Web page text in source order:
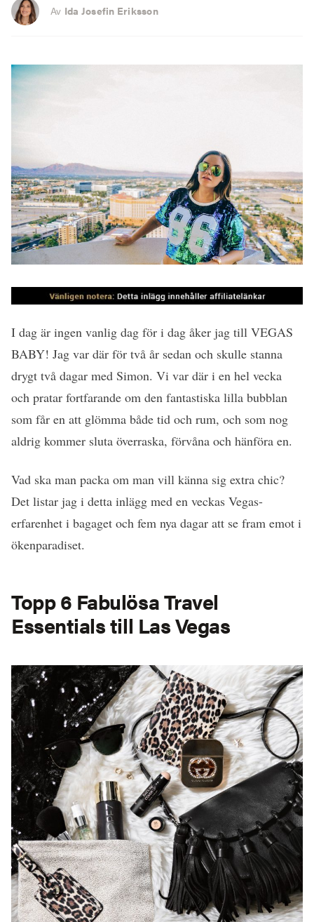
Av Ida Josefin Eriksson
I dag är ingen vanlig dag för i dag åker jag till VEGAS
BABY! Jag var där för två år sedan och skulle stanna
drygt två dagar med Simon. Vi var där i en hel vecka
och pratar fortfarande om den fantastiska lilla bubblan
som får en att glömma både tid och rum, och som nog
aldrig kommer sluta överraska, förvåna och hänföra en.
Vad ska man packa om man vill känna sig extra chic?
Det listar jag i detta inlägg med en veckas Vegas-
erfarenhet i bagaget och fem nya dagar att se fram emot i
ökenparadiset.
Topp 6 Fabulösa Travel
Essentials till Las Vegas